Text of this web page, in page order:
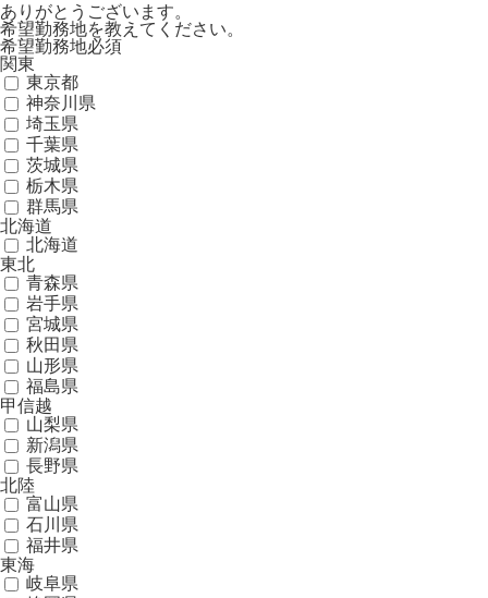
ありがとうございます。
希望勤務地を教えてください。
希望勤務地必須
関東
東京都
神奈川県
埼玉県
千葉県
茨城県
栃木県
群馬県
北海道
北海道
東北
青森県
岩手県
宮城県
秋田県
山形県
福島県
甲信越
山梨県
新潟県
長野県
北陸
富山県
石川県
福井県
東海
岐阜県